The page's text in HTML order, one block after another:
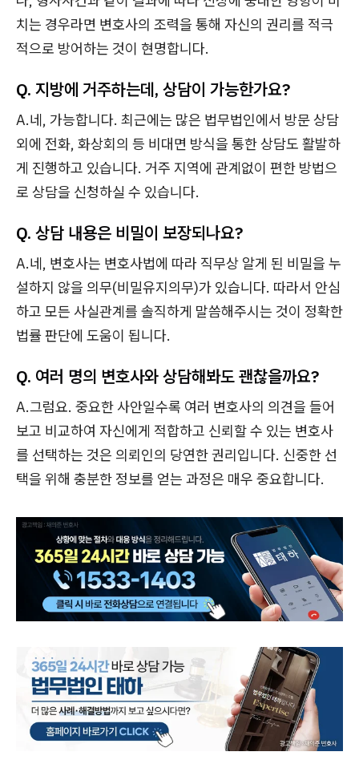
치는 경우라면 변호사의 조력을 통해 자신의 권리를 적극
적으로 방어하는 것이 현명합니다.
Q. 지방에 거주하는데, 상담이 가능한가요?
A.네, 가능합니다. 최근에는 많은 법무법인에서 방문 상담
외에 전화, 화상회의 등 비대면 방식을 통한 상담도 활발하
게 진행하고 있습니다. 거주 지역에 관계없이 편한 방법으
로 상담을 신청하실 수 있습니다.
Q. 상담 내용은 비밀이 보장되나요?
A.네, 변호사는 변호사법에 따라 직무상 알게 된 비밀을 누
설하지 않을 의무(비밀유지의무)가 있습니다. 따라서 안심
하고 모든 사실관계를 솔직하게 말씀해주시는 것이 정확한
법률 판단에 도움이 됩니다.
Q. 여러 명의 변호사와 상담해봐도 괜찮을까요?
A.그럼요. 중요한 사안일수록 여러 변호사의 의견을 들어
보고 비교하여 자신에게 적합하고 신뢰할 수 있는 변호사
를 선택하는 것은 의뢰인의 당연한 권리입니다. 신중한 선
택을 위해 충분한 정보를 얻는 과정은 매우 중요합니다.